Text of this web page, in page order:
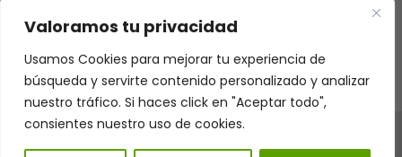
Valoramos tu privacidad
Usamos Cookies para mejorar tu experiencia de
búsqueda y servirte contenido personalizado y analizar
nuestro tráfico. Si haces click en "Aceptar todo",
consientes nuestro uso de cookies.
675.863.968
Aviso Legal
Restaurante Cena Espectáculo Las Mil y Una Noches. Gijón,